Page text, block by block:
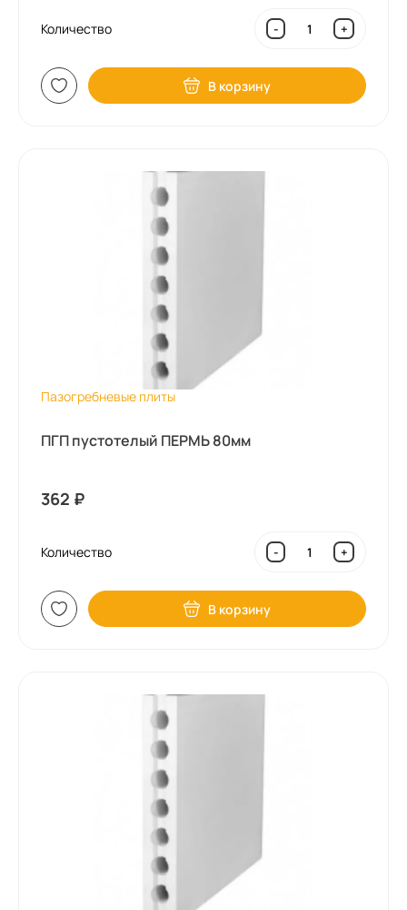
Количество - +
В корзину
Пазогребневые плиты
ПГП пустотелый ПЕРМЬ 80мм
362 ₽
Количество - +
В корзину